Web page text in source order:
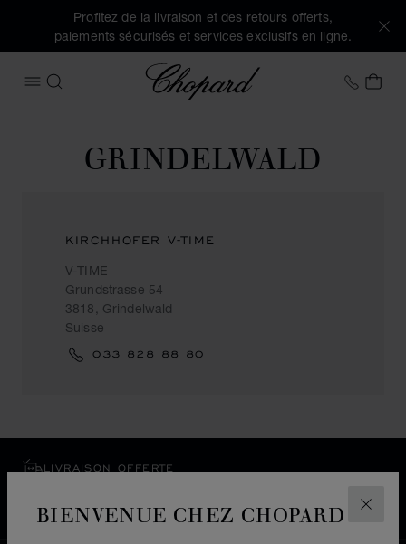
BIENVENUE CHEZ CHOPARD
Profitez de la livraison et des retours offerts,
paiements sécurisés et services exclusifs en ligne.
OUVRIR LE MENU
RECHERCHER
Chopard +33
GRINDELWALD
KIRCHHOFER V-TIME
V-TIME
Grundstrasse 54
3818, Grindelwald
Suisse
033 828 88 80
LIVRAISON OFFERTE
RETOURS & ÉCHANGES